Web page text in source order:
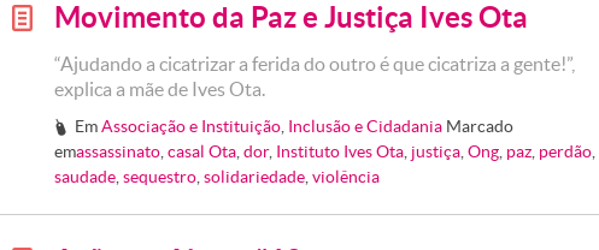
g Movimento da Paz e Justiça Ives Ota
“Ajudando a cicatrizar a ferida do outro é que cicatriza a gente!”,
explica a mãe de Ives Ota.
# EmAssociação e Instituição Inclusão e Cidadania Marcado
emassassinato casal Ota dor, Instituto Ives Ota justiça Ong paz perdão
saudade sequestro solidariedade violência